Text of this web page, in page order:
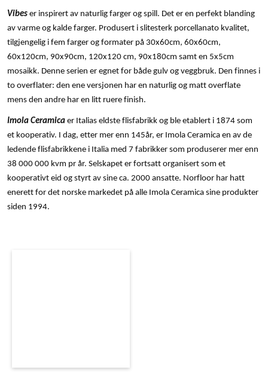
Vibes er inspirert av naturlig farger og spill. Det er en perfekt blanding
av varme og kalde farger. Produsert i slitesterk porcellanato kvalitet,
tilgjengelig i fem farger og formater på 30x60cm, 60x60cm,
60x120cm, 90x90cm, 120x120 cm, 90x180cm samt en 5x5cm
mosaikk. Denne serien er egnet for både gulv og veggbruk. Den finnes i
to overflater: den ene versjonen har en naturlig og matt overflate
mens den andre har en litt ruere finish.
Imola Ceramica er Italias eldste flisfabrikk og ble etablert i 1874 som
et kooperativ. I dag, etter mer enn 145år, er Imola Ceramica en av de
ledende flisfabrikkene i Italia med 7 fabrikker som produserer mer enn
38 000 000 kvm pr år. Selskapet er fortsatt organisert som et
kooperativt eid og styrt av sine ca. 2000 ansatte. Norfloor har hatt
enerett for det norske markedet på alle Imola Ceramica sine produkter
siden 1994.